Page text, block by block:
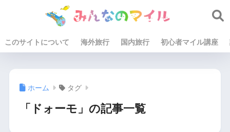
このサイトについて 海外旅行 国内旅行 初心者マイル講座
ホーム タグ
「ドォーモ」の記事一覧